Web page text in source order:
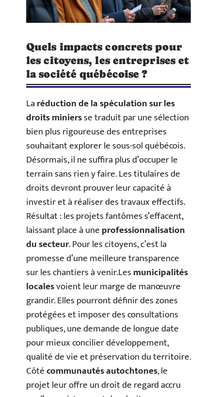
Quels impacts concrets pour
les citoyens, les entreprises et
la société québécoise ?
Laréduction de la spéculation sur les
droits miniersse traduit par une sélection
bien plus rigoureuse des entreprises
souhaitant explorer le sous-sol québécois.
Désormais, il ne suffira plus d’occuper le
terrain sans rien y faire. Les titulaires de
droits devront prouver leur capacité à
investir et à réaliser des travaux effectifs.
Résultat : les projets fantômes s’effacent,
laissant place à uneprofessionnalisation
du secteur. Pour les citoyens, c’est la
promesse d’une meilleure transparence
sur les chantiers à venir.Lesmunicipalités
localesvoient leur marge de manœuvre
grandir. Elles pourront définir des zones
protégées et imposer des consultations
publiques, une demande de longue date
pour mieux concilier développement,
qualité de vie et préservation du territoire.
Côtécommunautés autochtones, le
projet leur offre un droit de regard accru